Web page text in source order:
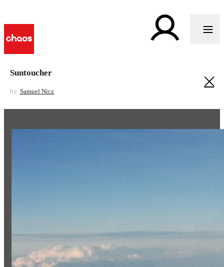
Suntoucher
by Samuel Nicz